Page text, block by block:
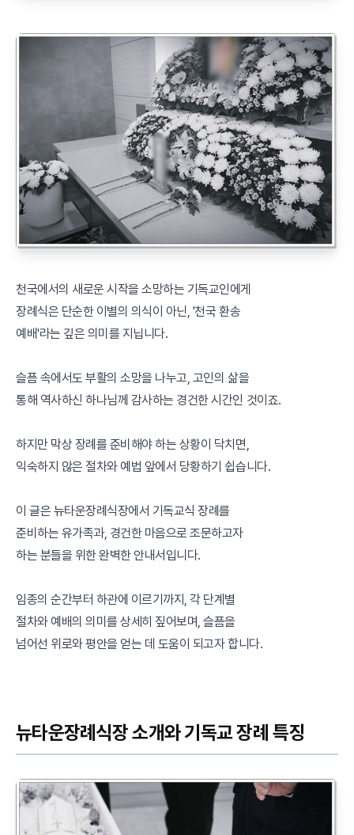
천국에서의 새로운 시작을 소망하는 기독교인에게
장례식은 단순한 이별의 의식이 아닌, '천국 환송
예배'라는 깊은 의미를 지닙니다.
슬픔 속에서도 부활의 소망을 나누고, 고인의 삶을
통해 역사하신 하나님께 감사하는 경건한 시간인 것이죠.
하지만 막상 장례를 준비해야 하는 상황이 닥치면,
익숙하지 않은 절차와 예법 앞에서 당황하기 쉽습니다.
이 글은 뉴타운장례식장에서 기독교식 장례를
준비하는 유가족과, 경건한 마음으로 조문하고자
하는 분들을 위한 완벽한 안내서입니다.
임종의 순간부터 하관에 이르기까지, 각 단계별
절차와 예배의 의미를 상세히 짚어보며, 슬픔을
넘어선 위로와 평안을 얻는 데 도움이 되고자 합니다.
뉴타운장례식장 소개와 기독교 장례 특징